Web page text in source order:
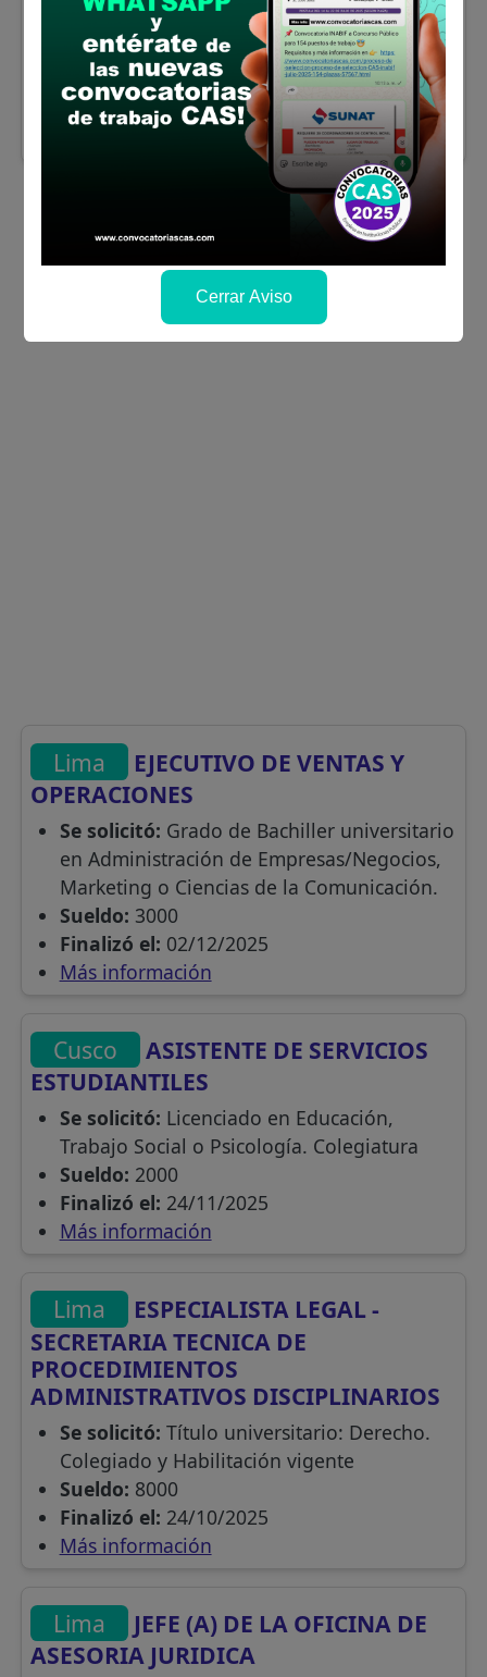
Se solicitó:Titulado profesional de
ABOGADO. Colegiado, Habilitación vigente
Sueldo:7000
Finalizó el:23/01/2026
Lima
EJECUTIVO DE VENTAS Y
OPERACIONES
Se solicitó: Grado de Bachiller universitario
en Administración de Empresas/Negocios,
Marketing o Ciencias de la Comunicación.
Sueldo: 3000
Finalizó el: 02/12/2025
Más información
Cusco
ASISTENTE DE SERVICIOS
ESTUDIANTILES
Se solicitó: Licenciado en Educación,
Trabajo Social o Psicología. Colegiatura
Sueldo: 2000
Finalizó el: 24/11/2025
Más información
Lima
ESPECIALISTA LEGAL -
SECRETARIA TECNICA DE
PROCEDIMIENTOS
ADMINISTRATIVOS DISCIPLINARIOS
Se solicitó: Título universitario: Derecho.
Colegiado y Habilitación vigente
Sueldo: 8000
Finalizó el: 24/10/2025
Más información
Lima
JEFE (A) DE LA OFICINA DE
ASESORIA JURIDICA
Cerrar Aviso